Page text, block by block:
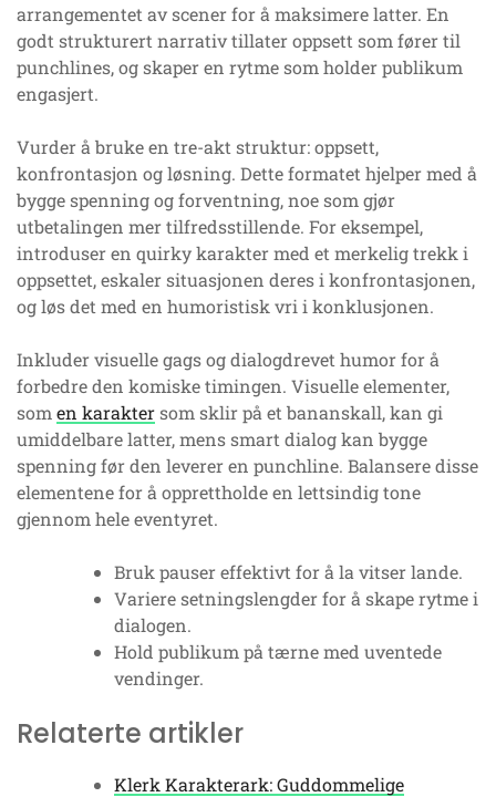
arrangementet av scener for å maksimere latter. En
godt strukturert narrativ tillater oppsett som fører til
punchlines, og skaper en rytme som holder publikum
engasjert.
Vurder å bruke en tre-akt struktur: oppsett,
konfrontasjon og løsning. Dette formatet hjelper med å
bygge spenning og forventning, noe som gjør
utbetalingen mer tilfredsstillende. For eksempel,
introduser en quirky karakter med et merkelig trekk i
oppsettet, eskaler situasjonen deres i konfrontasjonen,
og løs det med en humoristisk vri i konklusjonen.
Inkluder visuelle gags og dialogdrevet humor for å
forbedre den komiske timingen. Visuelle elementer,
som en karaktersom sklir på et bananskall, kan gi
umiddelbare latter, mens smart dialog kan bygge
spenning før den leverer en punchline. Balansere disse
elementene for å opprettholde en lettsindig tone
gjennom hele eventyret.
Bruk pauser effektivt for å la vitser lande.
Variere setningslengder for å skape rytme i
dialogen.
Hold publikum på tærne med uventede
vendinger.
Relaterte artikler
Klerk Karakterark: Guddommelige